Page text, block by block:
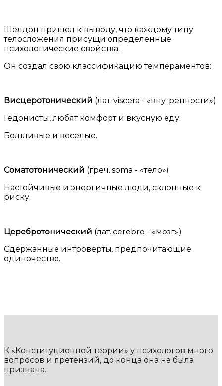
Шелдон пришел к выводу, что каждому типу
телосложения присущи определенные
психологические свойства.
Он создал свою классификацию темпераментов:
Висцеротонический (лат. viscera - «внутренности»)
Гедонисты, любят комфорт и вкусную еду.
Болтливые и веселые.
Соматотонический (греч. soma - «тело»)
Настойчивые и энергичные люди, склонные к
риску.
Церебротонический (лат. cerebro - «мозг»)
Сдержанные интроверты, предпочитающие
одиночество.
К «Конституционной теории» у психологов много
вопросов и претензий, до конца она не была
признана.